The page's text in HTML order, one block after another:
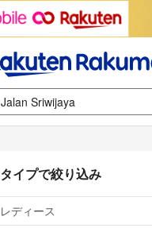
タイプで絞り込み
レディース